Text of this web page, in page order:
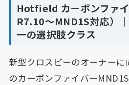
Hotfield カーボンファ
R7.10〜MND1S対応）
一の選択肢クラス
新型クロスビーのオーナー
のカーボンファイバー